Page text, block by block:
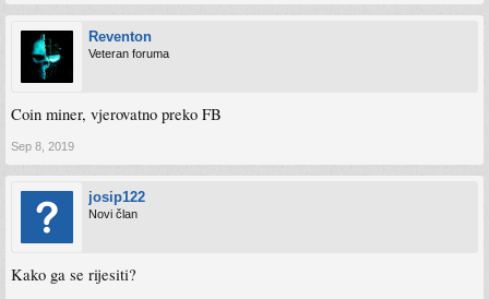
Reventon
Veteran foruma
Coin miner, vjerovatno preko FB
Sep 8, 2019
josip122
Novi član
Kako ga se rijesiti?